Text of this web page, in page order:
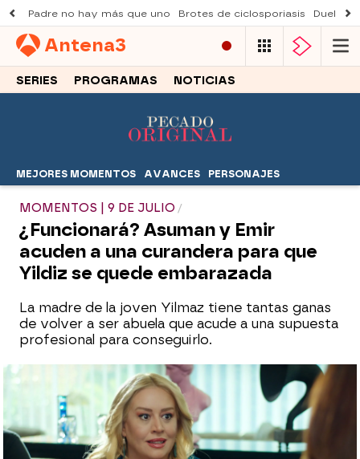
Padre no hay más que uno Brotes de ciclosporiasis Duelo
Antena3
SERIES PROGRAMAS NOTICIAS
MEJORES MOMENTOS AVANCES PERSONAJES
MOMENTOS | 9 DE JULIO
¿Funcionará? Asuman y Emir
acuden a una curandera para que
Yildiz se quede embarazada
La madre de la joven Yilmaz tiene tantas ganas
de volver a ser abuela que acude a una supuesta
profesional para conseguirlo.
Dogan deja a Yildiz sin palabras: ¡saldará la
deuda de Asuman y abre una cuenta
bancaria a su mujer!